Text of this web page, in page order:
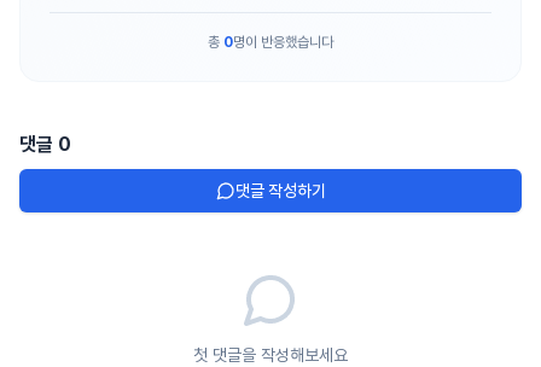
총 0명이 반응했습니다
댓글 0
댓글 작성하기
첫 댓글을 작성해보세요